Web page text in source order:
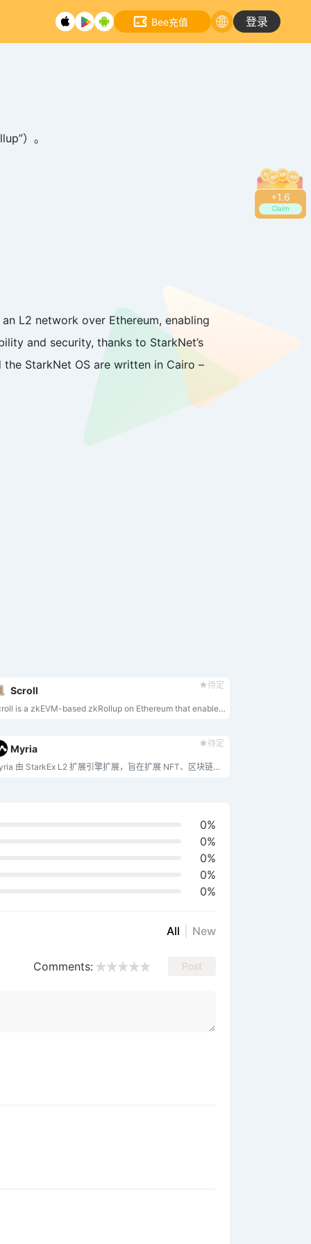
+2.0
Claim
Bee充值 登录
）。
L2 network over Ethereum, enabling
and security, thanks to StarkNet’s
StarkNet OS are written in Cairo –
待定
Scroll
Scroll is a zkEVM-based zkRollup on Ethereum that enables native compatibility for existing Ethereum applications and tools.
待定
Myria
Myria 由 StarkEx L2 扩展引擎扩展，旨在扩展 NFT、区块链游戏等。 Myria 与 StarkWare 合作构建，提供即时交易确认、铸造和交易 NFT 时的 0 Gas 费，且不会影响用户资产的安全。 Myria 的 L2 使用 StarkWare 的 STARK 证明器开发，利用零知识汇总 (ZK-Rollup) 技术将大量传输捆绑到单个交易中，以促进每部分 (TPS) 高达 9,000 笔交易。 Myria 是一个广阔的区块链游戏生态系统，由区块链游戏中心和 Myriaverse 元宇宙组成，并由全套 Myria 基础设施支撑。 Myria 还将提供 B2B 服务，使第三方工作室和开发商能够加入 Myria 链。
0%
0%
0%
0%
0%
All New
Comments: Post